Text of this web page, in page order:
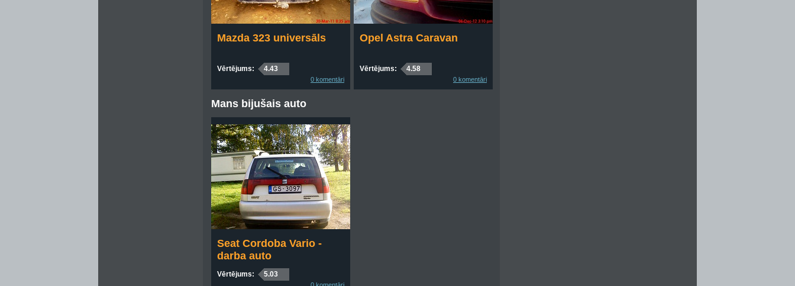
Mazda 323 universāls
Vērtējums: 4.43
0 komentāri
Opel Astra Caravan
Vērtējums: 4.58
0 komentāri
Mans bijušais auto
Seat Cordoba Vario -
darba auto
Vērtējums: 5.03